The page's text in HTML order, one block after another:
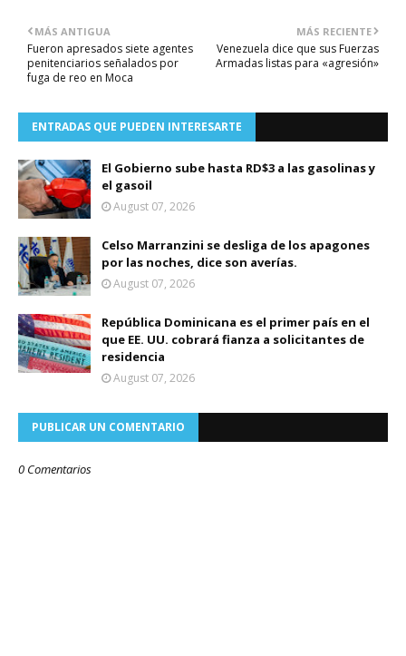
MÁS RECIENTE
Venezuela dice que sus Fuerzas
Armadas listas para «agresión»
MÁS ANTIGUA
Fueron apresados siete agentes
penitenciarios señalados por
fuga de reo en Moca
ENTRADAS QUE PUEDEN INTERESARTE
El Gobierno sube hasta RD$3 a las gasolinas y
el gasoil
August 07, 2026
Celso Marranzini se desliga de los apagones
por las noches, dice son averías.
August 07, 2026
República Dominicana es el primer país en el
que EE. UU. cobrará fianza a solicitantes de
residencia
August 07, 2026
PUBLICAR UN COMENTARIO
0 Comentarios